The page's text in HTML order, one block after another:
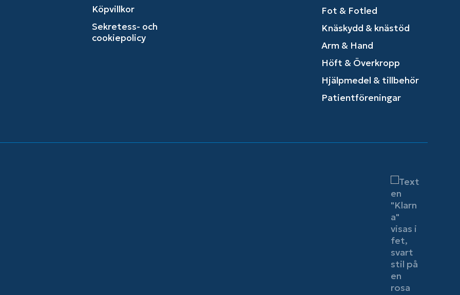
Köpvillkor
Sekretess- och
cookiepolicy
Fot & Fotled
Knäskydd & knästöd
Arm & Hand
Höft & Överkropp
Hjälpmedel & tillbehör
Patientföreningar